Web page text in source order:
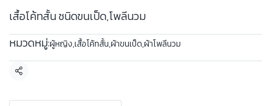
เสื้อโค้ทสั้น ชนิดขนเป็ด,โพลีนวม
หมวดหมู่:ผู้หญิง,เสื้อโค้ทสั้น,ผ้าขนเป็ด,ผ้าโพลีนวม
แชร์